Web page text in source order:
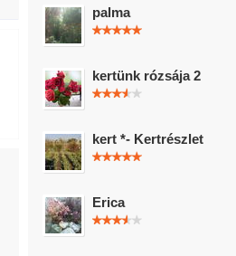
palma
kertünk rózsája 2
kert *- Kertrészlet
Erica